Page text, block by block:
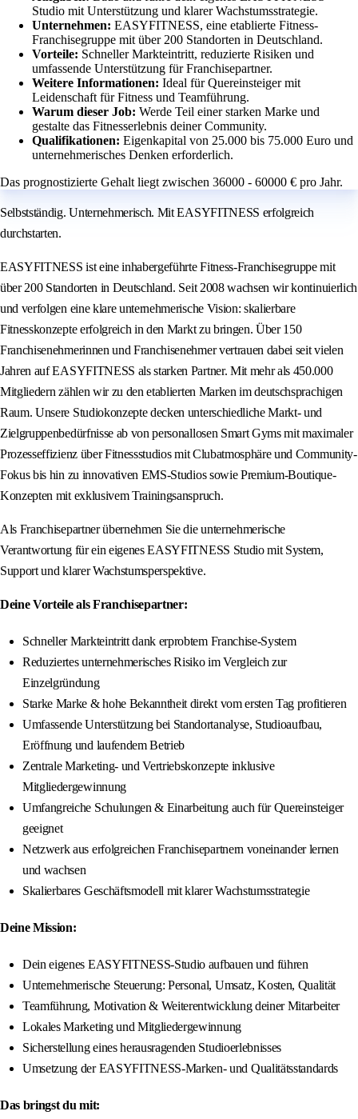
Studio mit Unterstützung und klarer Wachstumsstrategie.
Unternehmen: EASYFITNESS, eine etablierte Fitness-
Franchisegruppe mit über 200 Standorten in Deutschland.
Vorteile: Schneller Markteintritt, reduzierte Risiken und
umfassende Unterstützung für Franchisepartner.
Weitere Informationen: Ideal für Quereinsteiger mit
Leidenschaft für Fitness und Teamführung.
Warum dieser Job: Werde Teil einer starken Marke und
gestalte das Fitnesserlebnis deiner Community.
Qualifikationen: Eigenkapital von 25.000 bis 75.000 Euro und
unternehmerisches Denken erforderlich.
Das prognostizierte Gehalt liegt zwischen 36000 - 60000 € pro Jahr.
Selbstständig. Unternehmerisch. Mit EASYFITNESS erfolgreich
durchstarten.
EASYFITNESS ist eine inhabergeführte Fitness-Franchisegruppe mit
über 200 Standorten in Deutschland. Seit 2008 wachsen wir kontinuierlich
und verfolgen eine klare unternehmerische Vision: skalierbare
Fitnesskonzepte erfolgreich in den Markt zu bringen. Über 150
Franchisenehmerinnen und Franchisenehmer vertrauen dabei seit vielen
Jahren auf EASYFITNESS als starken Partner. Mit mehr als 450.000
Mitgliedern zählen wir zu den etablierten Marken im deutschsprachigen
Raum. Unsere Studiokonzepte decken unterschiedliche Markt- und
Zielgruppenbedürfnisse ab von personallosen Smart Gyms mit maximaler
Prozesseffizienz über Fitnessstudios mit Clubatmosphäre und Community-
Fokus bis hin zu innovativen EMS-Studios sowie Premium-Boutique-
Konzepten mit exklusivem Trainingsanspruch.
Als Franchisepartner übernehmen Sie die unternehmerische
Verantwortung für ein eigenes EASYFITNESS Studio mit System,
Support und klarer Wachstumsperspektive.
Deine Vorteile als Franchisepartner:
Schneller Markteintritt dank erprobtem Franchise-System
Reduziertes unternehmerisches Risiko im Vergleich zur
Einzelgründung
Starke Marke & hohe Bekanntheit direkt vom ersten Tag profitieren
Umfassende Unterstützung bei Standortanalyse, Studioaufbau,
Eröffnung und laufendem Betrieb
Zentrale Marketing- und Vertriebskonzepte inklusive
Mitgliedergewinnung
Umfangreiche Schulungen & Einarbeitung auch für Quereinsteiger
geeignet
Netzwerk aus erfolgreichen Franchisepartnern voneinander lernen
und wachsen
Skalierbares Geschäftsmodell mit klarer Wachstumsstrategie
Deine Mission:
Dein eigenes EASYFITNESS-Studio aufbauen und führen
Unternehmerische Steuerung: Personal, Umsatz, Kosten, Qualität
Teamführung, Motivation & Weiterentwicklung deiner Mitarbeiter
Lokales Marketing und Mitgliedergewinnung
Sicherstellung eines herausragenden Studioerlebnisses
Umsetzung der EASYFITNESS-Marken- und Qualitätsstandards
Das bringst du mit: